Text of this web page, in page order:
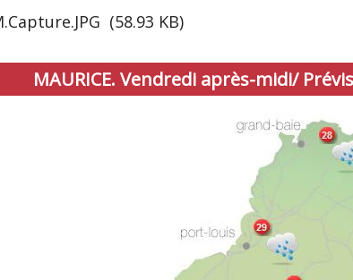
(58.93 KB)
MAURICE. Vendredi après-midi/